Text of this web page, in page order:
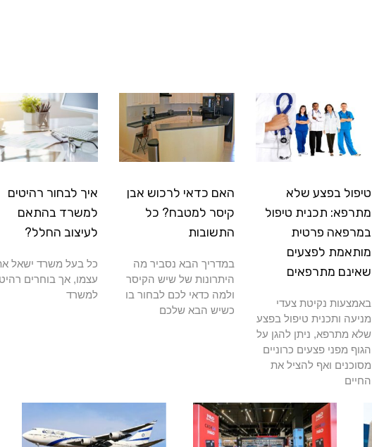
טיפול בפצע שלא
מתרפא: תכנית טיפול
במרפאה פרטית
מותאמת לפצעים
שאינם מתרפאים
באמצעות נקיטת צעדי
מניעה ותכנית טיפול בפצע
שלא מתרפא, ניתן להגן על
הגוף מפני פצעים כרוניים
מסוכנים ואף להציל את
החיים
האם כדאי לרכוש אבן
קיסר למטבח? כל
התשובות
במדריך הבא נסביר מה
היתרונות של שיש הקיסר
ולמה כדאי לכם לבחור בו
כשיש הבא שלכם
איך לבחור רהיטים
למשרד בהתאם
לעיצוב החלל?
כל בעל משרד ישאל
עצמו, אך בוחרים
למשרד